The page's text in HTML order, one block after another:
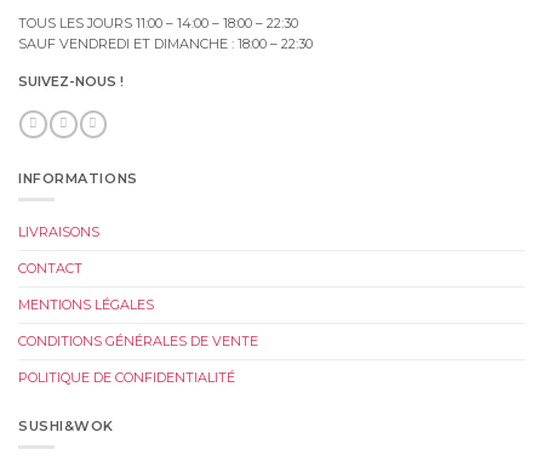
TOUS LES JOURS 11:00 – 14:00 – 18:00 – 22:30
SAUF VENDREDI ET DIMANCHE : 18:00 – 22:30
SUIVEZ-NOUS !
INFORMATIONS
LIVRAISONS
CONTACT
MENTIONS LÉGALES
CONDITIONS GÉNÉRALES DE VENTE
POLITIQUE DE CONFIDENTIALITÉ
SUSHI&WOK